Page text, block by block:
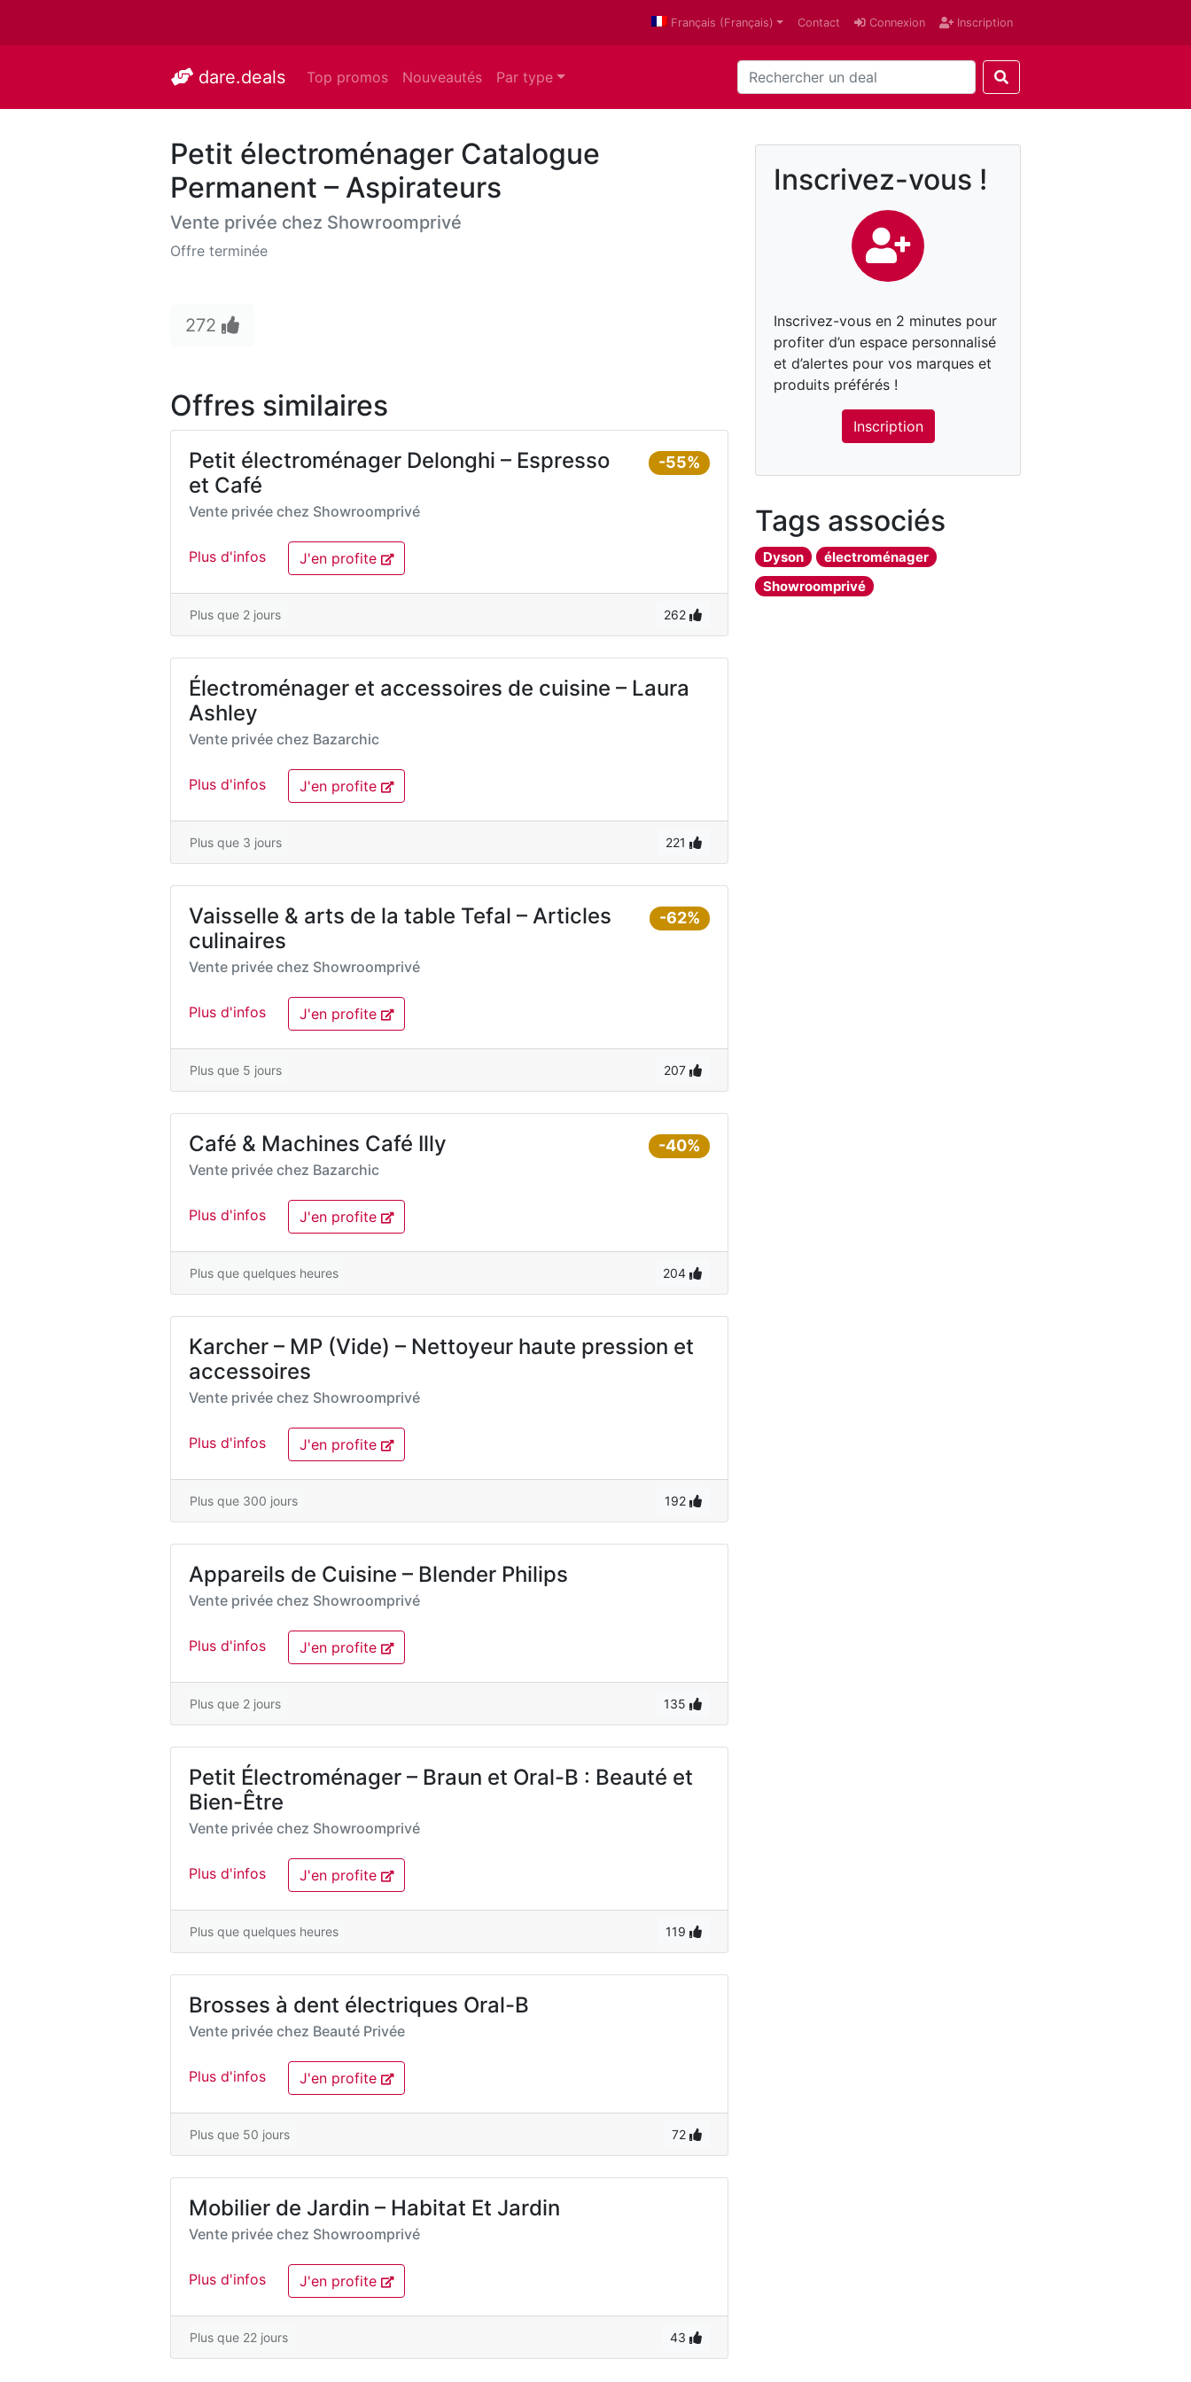
Français (Français) Contact Connexion Inscription
dare.deals Top promos Nouveautés Par type
Petit électroménager Catalogue
Permanent – Aspirateurs
Vente privée chez Showroomprivé
Offre terminée
272
Offres similaires
-55%
Petit électroménager Delonghi – Espresso
et Café
Vente privée chez Showroomprivé
Plus d'infos J'en profite
Plus que 2 jours 262
Électroménager et accessoires de cuisine – Laura
Ashley
Vente privée chez Bazarchic
Plus d'infos J'en profite
Plus que 3 jours 221
-62%
Vaisselle & arts de la table Tefal – Articles
culinaires
Vente privée chez Showroomprivé
Plus d'infos J'en profite
Plus que 5 jours 207
-40%
Café & Machines Café Illy
Vente privée chez Bazarchic
Plus d'infos J'en profite
Plus que quelques heures 204
Karcher – MP (Vide) – Nettoyeur haute pression et
accessoires
Vente privée chez Showroomprivé
Plus d'infos J'en profite
Plus que 300 jours 192
Appareils de Cuisine – Blender Philips
Vente privée chez Showroomprivé
Plus d'infos J'en profite
Plus que 2 jours 135
Petit Électroménager – Braun et Oral-B : Beauté et
Bien-Être
Vente privée chez Showroomprivé
Plus d'infos J'en profite
Plus que quelques heures 119
Brosses à dent électriques Oral-B
Vente privée chez Beauté Privée
Plus d'infos J'en profite
Plus que 50 jours 72
Mobilier de Jardin – Habitat Et Jardin
Vente privée chez Showroomprivé
Plus d'infos J'en profite
Plus que 22 jours 43
Inscrivez-vous !
Inscrivez-vous en 2 minutes pour
profiter d’un espace personnalisé
et d’alertes pour vos marques et
produits préférés !
Inscription
Tags associés
Dyson
électroménager
Showroomprivé